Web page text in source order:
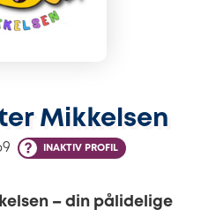
Mikkelsen
INAKTIV PROFIL
– din pålidelige